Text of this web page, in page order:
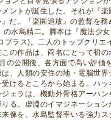
ントが誕生した。それが『楽
』だ。『楽園追放』の監督を
の水島精二。脚本は『魔法少
プラス)。二人のトップクリエ
この作品は、両名にとって初
月の公開後、各方面で高い評価
、人類の安住の地・電脳世界
けるところから始まる。ハ
ェラは、機動外骨格アーハン
る。虚淵のイマジネーション
像を、水島監督率いる強力ス